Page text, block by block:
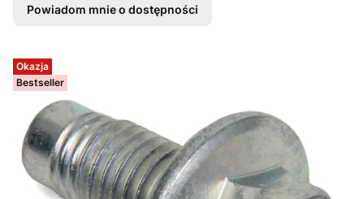
Powiadom mnie o dostępności
Okazja
Bestseller